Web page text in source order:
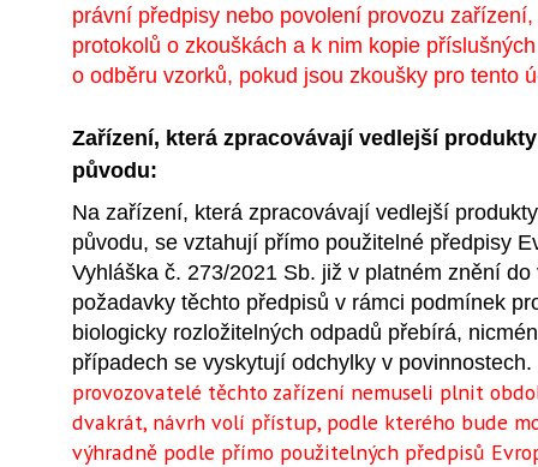
právní předpisy nebo povolení provozu
protokolů o zkouškách a k nim kopie
o odběru vzorků, pokud jsou zkoušky pro tento
Zařízení, která zpracovávají vedlejší
původu:
Na zařízení, která zpracovávají vedlejší
původu, se vztahují přímo použitelné předpisy
Vyhláška č. 273/2021 Sb. již v platném znění
požadavky těchto předpisů v rámci podmínek
biologicky rozložitelných odpadů přebírá,
případech se vyskytují odchylky v povinnostech.
provozovatelé těchto zařízení nemuseli plnit
dvakrát, návrh volí přístup, podle kterého bude
výhradně podle přímo použitelných předpisů